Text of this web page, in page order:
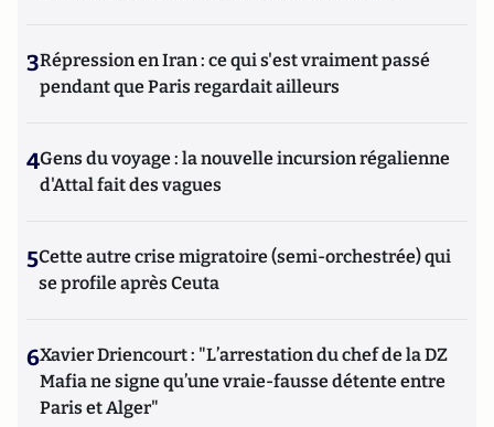
3Répression en Iran : ce qui s'est vraiment passé
pendant que Paris regardait ailleurs
4Gens du voyage : la nouvelle incursion régalienne
d'Attal fait des vagues
5Cette autre crise migratoire (semi-orchestrée) qui
se profile après Ceuta
6Xavier Driencourt : "L’arrestation du chef de la DZ
Mafia ne signe qu’une vraie-fausse détente entre
Paris et Alger"